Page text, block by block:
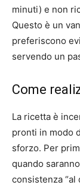
minuti) e non
Questo è un
preferiscono
servendo un
Come
La ricetta è
pronti in modo
sforzo. Per
quando
consistenza “al